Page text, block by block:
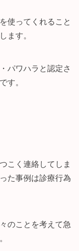
使ってくれること
ます。
パワハラと認定さ
す。
こく連絡してしま
た事例は診療行為
のことを考えて急